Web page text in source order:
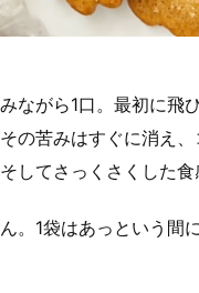
ながら1口。最初に飛
の苦みはすぐに消え
してさっくさくした食
。1袋はあっという間